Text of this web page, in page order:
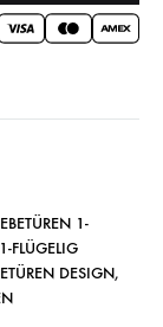
1-
FLÜGELIG
DESIGN,